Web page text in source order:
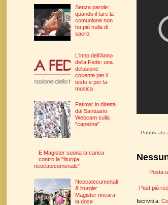
Pubblicato
Posta
Post più
Iscriviti a:
Senza parole:
quando il fare la
comunione non
ha più nulla di
sacro
L'inno dell'Anno
della Fede: una
delusione
cocente per il
testo e per la
musica
Fatima: in diretta
dal Santuario.
Webcam sulla
"capelina"
E Magister suona la carica
contro la "liturgia
neocatecumenale"
Neocatecumenali
& liturgie:
Magister rincara
la dose